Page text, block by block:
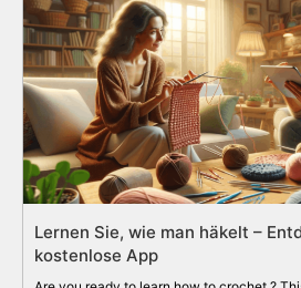
Lernen Sie, wie man häkelt –
kostenlose App